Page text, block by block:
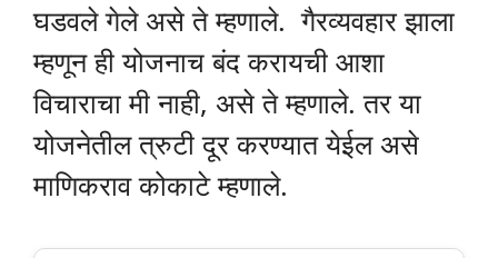
घडवले गेले असे ते म्हणाले. गैरव्यवहार झाला
म्हणून ही योजनाच बंद करायची आशा
विचाराचा मी नाही, असे ते म्हणाले. तर या
योजनेतील त्रुटी दूर करण्यात येईल असे
माणिकराव कोकाटे म्हणाले.